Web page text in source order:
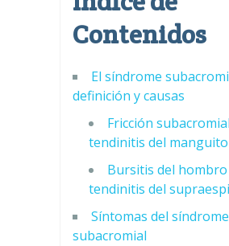
Contenidos
El síndrome
definición y causas
Fricción
tendinitis del
Bursitis del
tendinitis del
Síntomas del síndrome
subacromial